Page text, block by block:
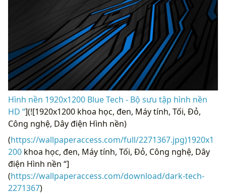
Hình nền 1920x1200 Blue Tech - Bộ sưu tập hình nền
HD “](![1920x1200 khoa học, đen, Máy tính, Tối, Đỏ,
Công nghệ, Dây điện Hình nền)
(https://wallpaperaccess.com/full/2271367.jpg)1920x1
200 khoa học, đen, Máy tính, Tối, Đỏ, Công nghệ, Dây
điện Hình nền “]
(https://wallpaperaccess.com/download/dark-tech-
2271367)